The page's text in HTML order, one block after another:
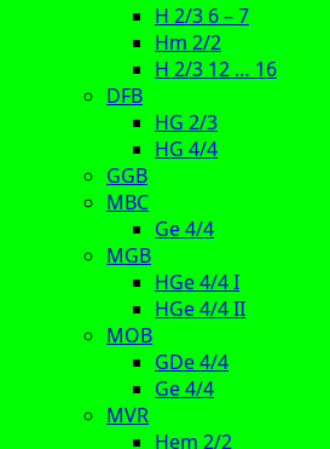
H 2/3 6 – 7
Hm 2/2
H 2/3 12 … 16
DFB
HG 2/3
HG 4/4
GGB
MBC
Ge 4/4
MGB
HGe 4/4 I
HGe 4/4 II
MOB
GDe 4/4
Ge 4/4
MVR
Hem 2/2